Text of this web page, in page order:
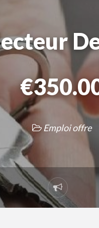
Emploi offre
Signaler
un